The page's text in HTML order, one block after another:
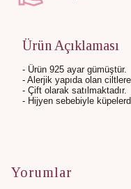
Ürün Açıklaması
- Ürün 925 ayar gümüştür.
- Alerjik yapıda olan
- Çift olarak satılmaktadır.
- Hijyen sebebiyle
Yorumlar